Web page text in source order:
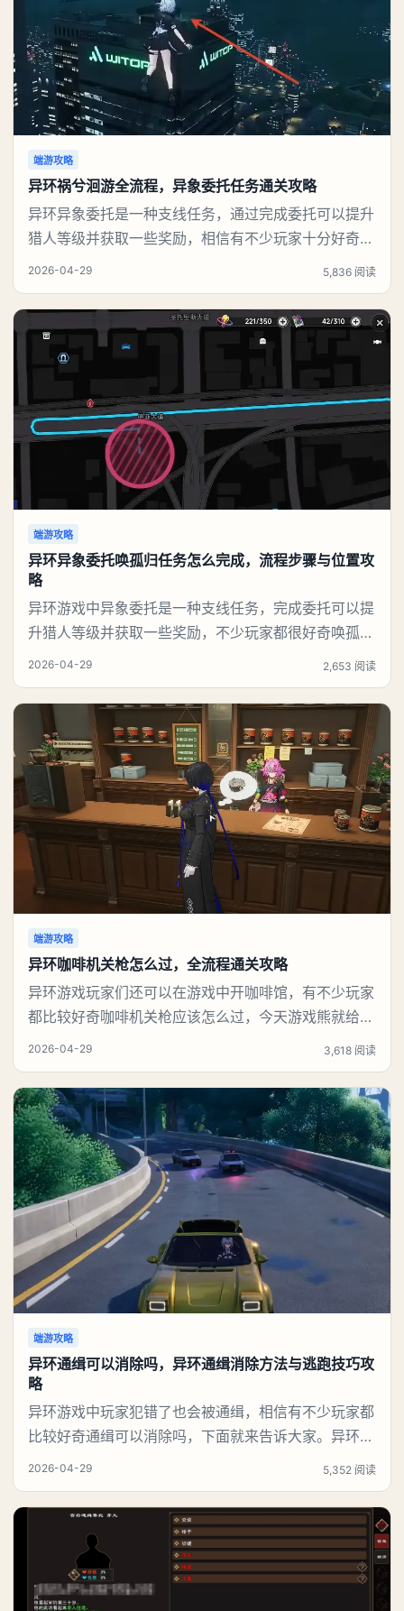
端游攻略
异环祸兮洄游全流程，异象委托任务通关攻略
异环异象委托是一种支线任务，通过完成委托可以提升
猎人等级并获取一些奖励，相信有不少玩家十分好奇祸
兮洄游任务怎么做，下面就来告诉大家。异环异象委托
子两项任务，全部通关后可解锁丰厚奖励。一、任务整
体奖励通关全部两个异象委托，领取专属任务奖励稳定
获取意向家具、高品质紫色武器解锁游戏高阶内容：高
2026-04-29 5,836 阅读
端游攻略
异环异象委托唤孤归任务怎么完成，流程步骤与位置攻
略
异环游戏中异象委托是一种支线任务，完成委托可以提
升猎人等级并获取一些奖励，不少玩家都很好奇唤孤归
任务应该怎么做，今天游戏熊就来告诉大家。异环异象
础任务指引前往主城区办公楼区域。Boss所在关键位
置：办公楼楼顶飞机坪。赶路捷径推荐：切换角色娜娜
莉，利用其二技能高机动位移，快速翻越建筑外墙、直
2026-04-29 2,653 阅读
端游攻略
异环咖啡机关枪怎么过，全流程通关攻略
异环游戏玩家们还可以在游戏中开咖啡馆，有不少玩家
都比较好奇咖啡机关枪应该怎么过，今天游戏熊就给大
家带来咖啡机关枪攻略。异环咖啡机关枪怎么过一、解
「一咖舍」咖啡店）解锁店长特供玩法二、核心阵容
（必须这套）白藏（3级都市技能，必备）：保证连击
不断、不翻车娜娜莉（3级）：锤子砸人115%收益薄荷
（
2026-04-29 3,618 阅读
端游攻略
异环通缉可以消除吗，异环通缉消除方法与逃跑技巧攻
略
异环游戏中玩家犯错了也会被通缉，相信有不少玩家都
比较好奇通缉可以消除吗，下面就来告诉大家。异环通
缉可以消除吗答：可以1、即时效果通缉状态立刻清
3星打赢后，会直接退出专属战场，回到城市正常探
索。2、奖励（打赢3星“通行正义”最丰厚）大量信用
点、经验：快速升级、买装备。S级/稀有武器、改装配
件：
2026-04-29 5,352 阅读